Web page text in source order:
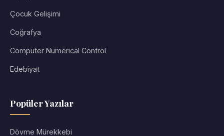
Çocuk Gelişimi
Coğrafya
Computer Numerical Control
Edebiyat
Popüler Yazılar
Dövme Mürekkebi